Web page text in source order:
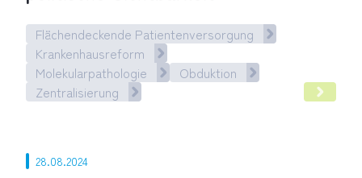
Flächendeckende Patientenversorgung
Krankenhausreform
Molekularpathologie
Obduktion
Zentralisierung
28.08.2024